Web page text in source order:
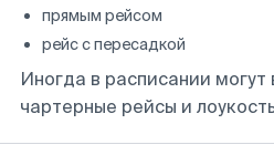
прямым рейсом
рейс с пересадкой
Иногда в расписании могут
чартерные рейсы и